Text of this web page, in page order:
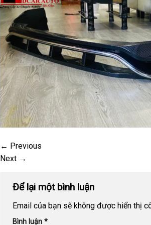
← Previous
Next →
Để lại một bình luận
Email của bạn sẽ không được hiển thị
Bình luận *